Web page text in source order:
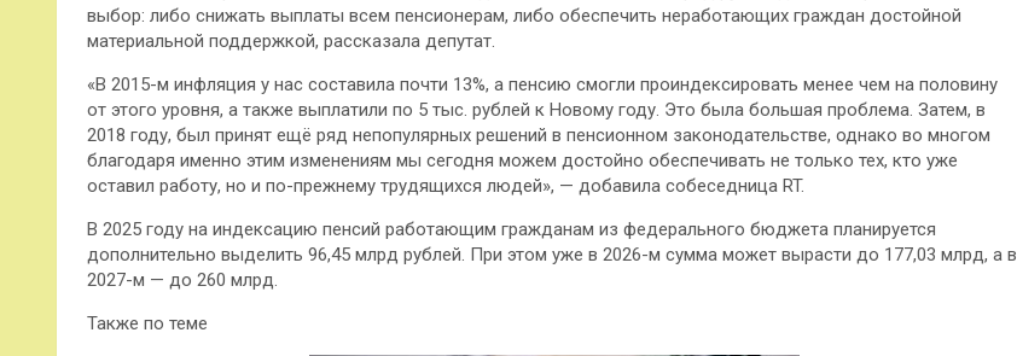
выбор: либо снижать выплаты всем пенсионерам, либо обеспечить неработающих граждан достойной
материальной поддержкой, рассказала депутат.
«В 2015-м инфляция у нас составила почти 13%, а пенсию смогли проиндексировать менее чем на половину
от этого уровня, а также выплатили по 5 тыс. рублей к Новому году. Это была большая проблема. Затем, в
2018 году, был принят ещё ряд непопулярных решений в пенсионном законодательстве, однако во многом
благодаря именно этим изменениям мы сегодня можем достойно обеспечивать не только тех, кто уже
оставил работу, но и по-прежнему трудящихся людей», — добавила собеседница RT.
В 2025 году на индексацию пенсий работающим гражданам из федерального бюджета планируется
дополнительно выделить 96,45 млрд рублей. При этом уже в 2026-м сумма может вырасти до 177,03 млрд, а в
2027-м — до 260 млрд.
Также по теме